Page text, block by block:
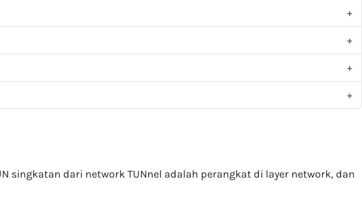
singkatan dari network TUNnel adalah perangkat di layer network, dan